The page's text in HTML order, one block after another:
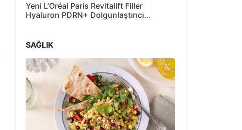
Yeni L’Oréal Paris Revitalift Filler
Hyaluron PDRN+ Dolgunlaştırıcı…
SAĞLIK